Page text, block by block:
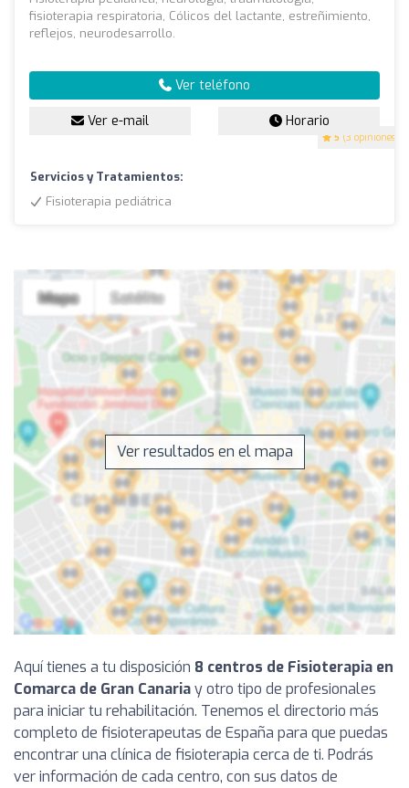
5 (3 opiniones)
fisioterapia respiratoria, Cólicos del lactante, estreñimiento,
reflejos, neurodesarrollo.
Ver teléfono
Ver e-mail Horario
Servicios y Tratamientos:
Fisioterapia pediátrica
Ver resultados en el mapa
Aquí tienes a tu disposición 8 centros de Fisioterapia en
Comarca de Gran Canariay otro tipo de profesionales
para iniciar tu rehabilitación. Tenemos el directorio más
completo de fisioterapeutas de España para que puedas
encontrar una clínica de fisioterapia cerca de ti. Podrás
ver información de cada centro, con sus datos de